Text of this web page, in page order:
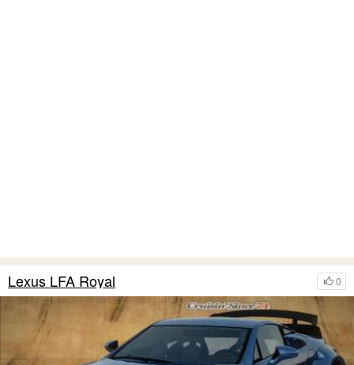
0
Lexus LFA Royal